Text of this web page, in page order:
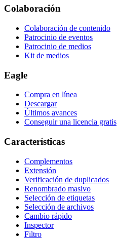
Colaboración
Colaboración de contenido
Patrocinio de eventos
Patrocinio de medios
Kit de medios
Eagle
Compra en línea
Descargar
Últimos avances
Conseguir una licencia gratis
Características
Complementos
Extensión
Verificación de duplicados
Renombrado masivo
Selección de etiquetas
Selección de archivos
Cambio rápido
Inspector
Filtro